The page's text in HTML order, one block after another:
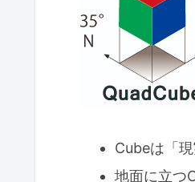
Cubeは「
地面に立つ